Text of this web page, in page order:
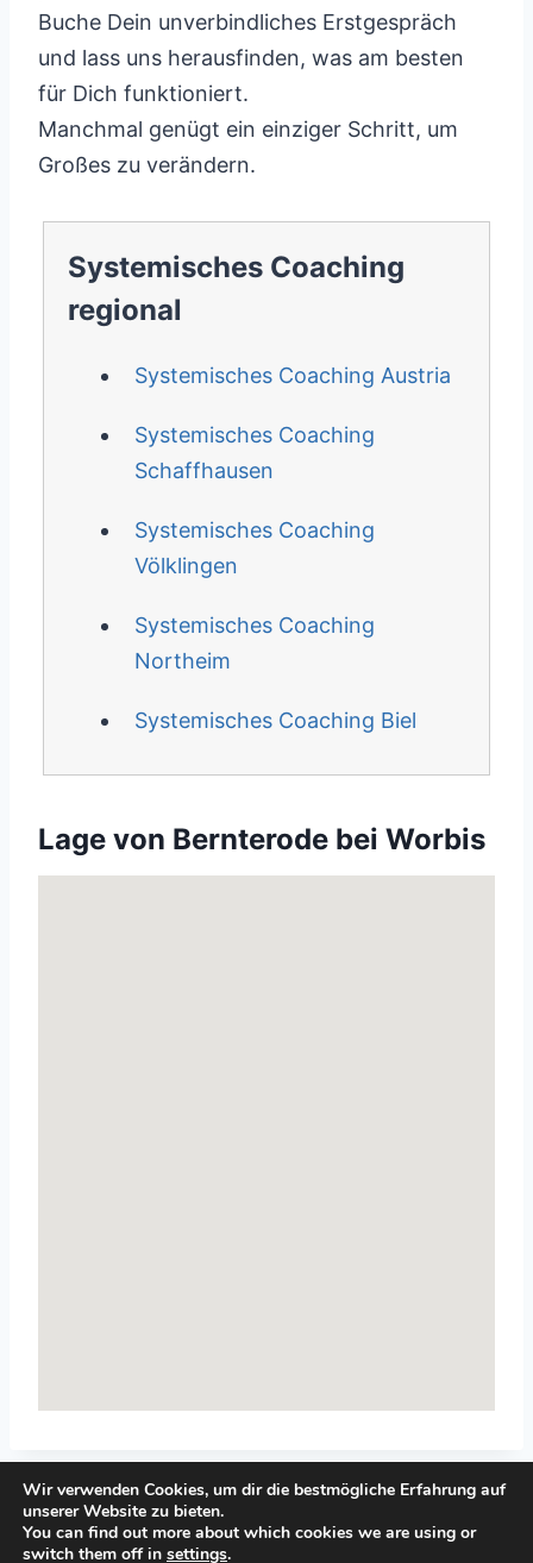
Buche Dein unverbindliches Erstgespräch
und lass uns herausfinden, was am besten
für Dich funktioniert.
Manchmal genügt ein einziger Schritt, um
Großes zu verändern.
Systemisches Coaching
regional
Systemisches Coaching Austria
Systemisches Coaching
Schaffhausen
Systemisches Coaching
Völklingen
Systemisches Coaching
Northeim
Systemisches Coaching Biel
Lage von Bernterode bei Worbis
Wir verwenden Cookies, um dir die bestmögliche Erfahrung auf
unserer Website zu bieten.
You can find out more about which cookies we are using or
switch them off in settings.